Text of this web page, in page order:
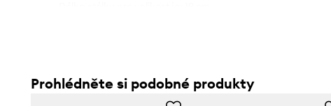
Prohlédněte si podobné produkty